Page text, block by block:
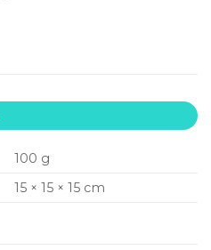
100 g
15 × 15 × 15 cm